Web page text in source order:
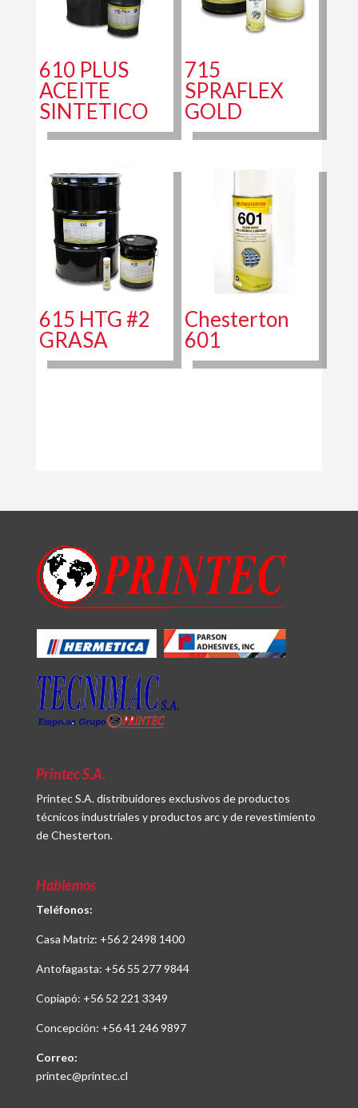
610 PLUS
ACEITE
SINTETICO
715
SPRAFLEX
GOLD
615 HTG #2
GRASA
Chesterton
601
Printec S.A.
Printec S.A. distribuidores exclusivos de productos
técnicos industriales y productos arc y de revestimiento
de Chesterton.
Hablemos
Teléfonos:
Casa Matriz: +56 2 2498 1400
Antofagasta: +56 55 277 9844
Copiapó: +56 52 221 3349
Concepción: +56 41 246 9897
Correo:
printec@printec.cl